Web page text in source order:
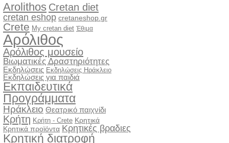
Arolithos Cretan diet
cretan eshop cretaneshop.gr
Crete My cretan diet Έθιμα
Αρόλιθος
Αρόλιθος μουσείο
Βιωματικές Δραστηριότητες
Εκδηλώσεις Εκδηλώσεις Ηράκλειο
Εκδηλώσεις για παιδιά
Εκπαιδευτικά
Προγράμματα
Ηράκλειο Θεατρικό παιχνίδι
Κρήτη Κρήτη - Crete Κρητικά
Κρητικά προϊόντα Κρητικές βραδιες
Κρητική διατροφή